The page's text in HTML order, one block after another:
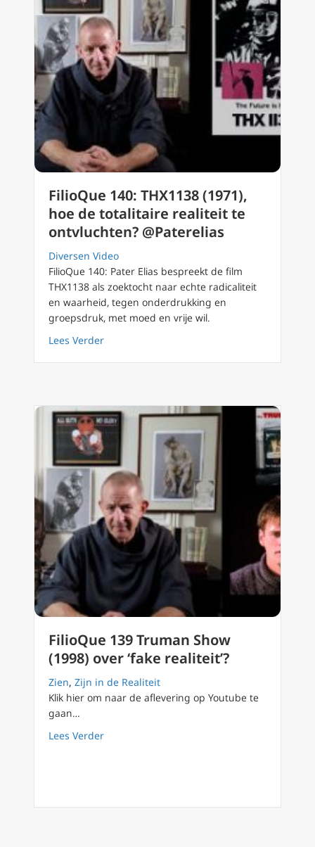
FilioQue 140: THX1138 (1971),
hoe de totalitaire realiteit te
ontvluchten? @Paterelias
Diversen Video
FilioQue 140: Pater Elias bespreekt de film
THX1138 als zoektocht naar echte radicaliteit
en waarheid, tegen onderdrukking en
groepsdruk, met moed en vrije wil.
Lees Verderabout FilioQue 140: THX1138 (1971), hoe
FilioQue 139 Truman Show
(1998) over ‘fake realiteit’?
Zien, Zijn in de Realiteit
Klik hier om naar de aflevering op Youtube te
gaan…
Lees Verderabout FilioQue 139 Truman Show (1998) over